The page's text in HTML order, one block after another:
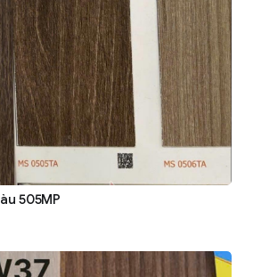
505MP